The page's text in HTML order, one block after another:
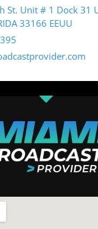
St. Unit # 1 Dock 31
33166 EEUU